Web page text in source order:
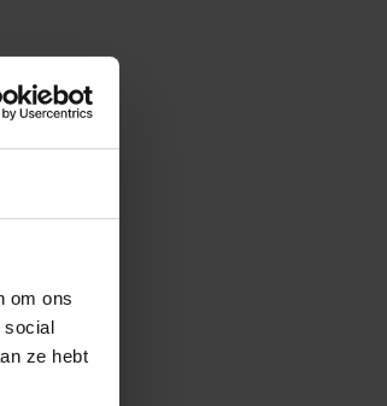
om ons
social
ze hebt